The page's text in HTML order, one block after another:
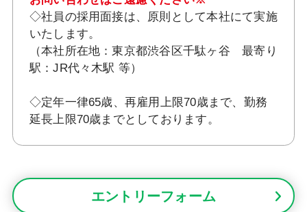
◇社員の採用面接は、原則として本社にて実施
いたします。
（本社所在地：東京都渋谷区千駄ヶ谷 最寄り
駅：JR代々木駅 等）
◇定年一律65歳、再雇用上限70歳まで、勤務
延長上限70歳までとしております。
エントリーフォーム